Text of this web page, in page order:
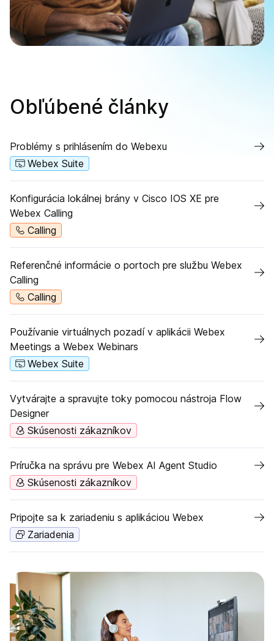
Obľúbené články
Problémy s prihlásením do Webexu
Webex Suite
Konfigurácia lokálnej brány v Cisco IOS XE pre
Webex Calling
Calling
Referenčné informácie o portoch pre službu Webex
Calling
Calling
Používanie virtuálnych pozadí v aplikácii Webex
Meetings a Webex Webinars
Webex Suite
Vytvárajte a spravujte toky pomocou nástroja Flow
Designer
Skúsenosti zákazníkov
Príručka na správu pre Webex AI Agent Studio
Skúsenosti zákazníkov
Pripojte sa k zariadeniu s aplikáciou Webex
Zariadenia